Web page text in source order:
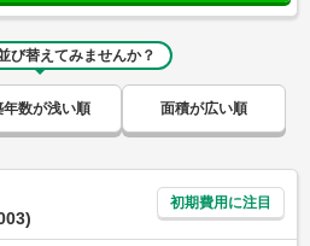
び替えてみませんか？
年数が浅い順 面積が広い順
初期費用に注目